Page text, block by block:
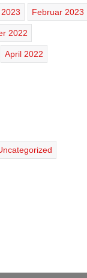
Februar 2023
2022
April 2022